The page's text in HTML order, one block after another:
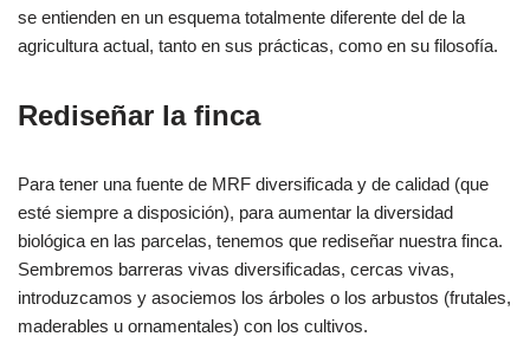
se entienden en un esquema totalmente diferente del de la
agricultura actual, tanto en sus prácticas, como en su filosofía.
Rediseñar la finca
Para tener una fuente de MRF diversificada y de calidad (que
esté siempre a disposición), para aumentar la diversidad
biológica en las parcelas, tenemos que rediseñar nuestra finca.
Sembremos barreras vivas diversificadas, cercas vivas,
introduzcamos y asociemos los árboles o los arbustos (frutales,
maderables u ornamentales) con los cultivos.